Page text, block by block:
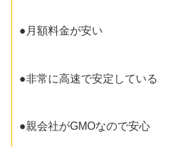
●月額料金が安い
●非常に高速で安定している
●親会社がGMOなので安心